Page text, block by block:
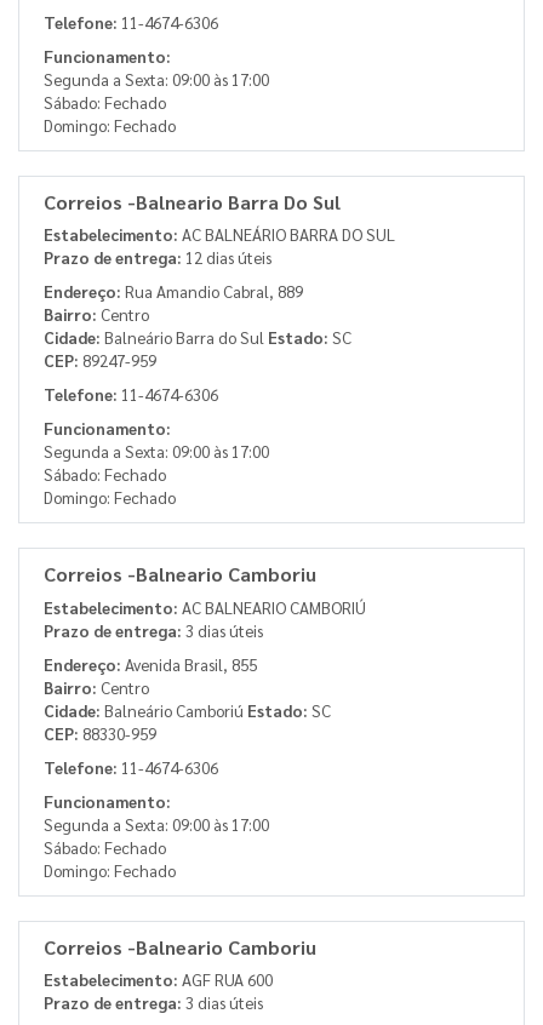
Telefone: 11-4674-6306
Funcionamento:
Segunda a Sexta: 09:00 às 17:00
Sábado: Fechado
Domingo: Fechado
Correios -Balneario Barra Do Sul
Estabelecimento: AC BALNEÁRIO BARRA DO SUL
Prazo de entrega: 12 dias úteis
Endereço: Rua Amandio Cabral, 889
Bairro: Centro
Cidade: Balneário Barra do Sul Estado: SC
CEP: 89247-959
Telefone: 11-4674-6306
Funcionamento:
Segunda a Sexta: 09:00 às 17:00
Sábado: Fechado
Domingo: Fechado
Correios -Balneario Camboriu
Estabelecimento: AC BALNEARIO CAMBORIÚ
Prazo de entrega: 3 dias úteis
Endereço: Avenida Brasil, 855
Bairro: Centro
Cidade: Balneário Camboriú Estado: SC
CEP: 88330-959
Telefone: 11-4674-6306
Funcionamento:
Segunda a Sexta: 09:00 às 17:00
Sábado: Fechado
Domingo: Fechado
Correios -Balneario Camboriu
Estabelecimento: AGF RUA 600
Prazo de entrega: 3 dias úteis